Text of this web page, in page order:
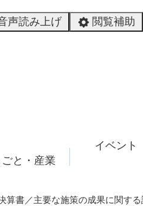
声読み上げ 閲覧補助
ごと・産業
イベント
書／主要な施策の成果に関する